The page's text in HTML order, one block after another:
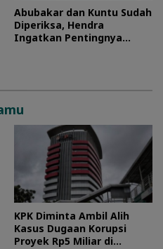
Abubakar dan Kuntu Sudah
Diperiksa, Hendra
Ingatkan Pentingnya
KPK Diminta Ambil Alih
Kasus Dugaan Korupsi
Proyek Rp5 Miliar di